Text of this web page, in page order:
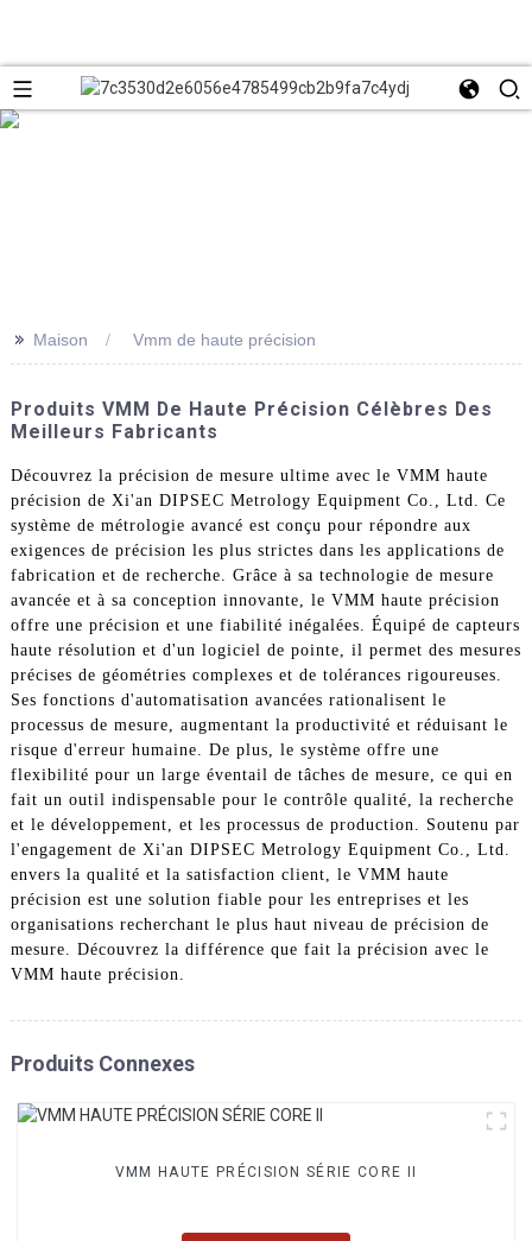
>> Maison Vmm de haute précision
Produits VMM De Haute Précision Célèbres Des
Meilleurs Fabricants
Découvrez la précision de mesure ultime avec le VMM haute
précision de Xi'an DIPSEC Metrology Equipment Co., Ltd. Ce
système de métrologie avancé est conçu pour répondre aux
exigences de précision les plus strictes dans les applications de
fabrication et de recherche. Grâce à sa technologie de mesure
avancée et à sa conception innovante, le VMM haute précision
offre une précision et une fiabilité inégalées. Équipé de capteurs
haute résolution et d'un logiciel de pointe, il permet des mesures
précises de géométries complexes et de tolérances rigoureuses.
Ses fonctions d'automatisation avancées rationalisent le
processus de mesure, augmentant la productivité et réduisant le
risque d'erreur humaine. De plus, le système offre une
flexibilité pour un large éventail de tâches de mesure, ce qui en
fait un outil indispensable pour le contrôle qualité, la recherche
et le développement, et les processus de production. Soutenu par
l'engagement de Xi'an DIPSEC Metrology Equipment Co., Ltd.
envers la qualité et la satisfaction client, le VMM haute
précision est une solution fiable pour les entreprises et les
organisations recherchant le plus haut niveau de précision de
mesure. Découvrez la différence que fait la précision avec le
VMM haute précision.
Produits Connexes
VMM HAUTE PRÉCISION SÉRIE CORE II